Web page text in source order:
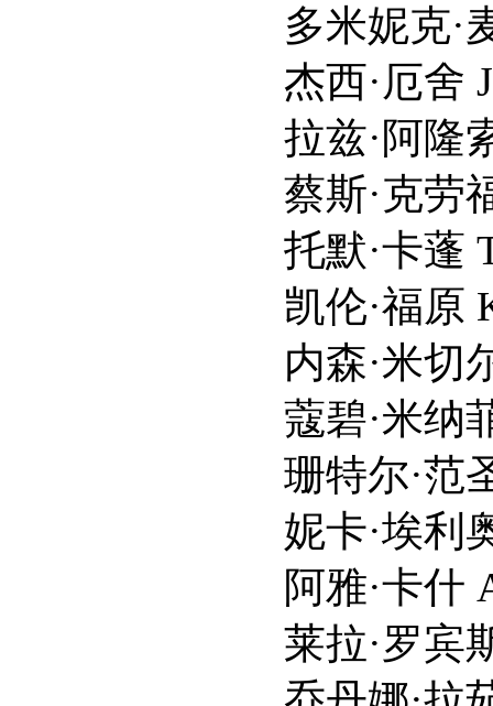
多米妮克·麦克艾
杰西·厄舍
拉兹·阿隆索
蔡斯·克劳福德
托默·卡蓬
凯伦·福原
内森·米切尔
蔻碧·米纳菲
珊特尔·范圣滕
妮卡·埃利奥特
阿雅·卡什 Aya
莱拉·罗宾斯